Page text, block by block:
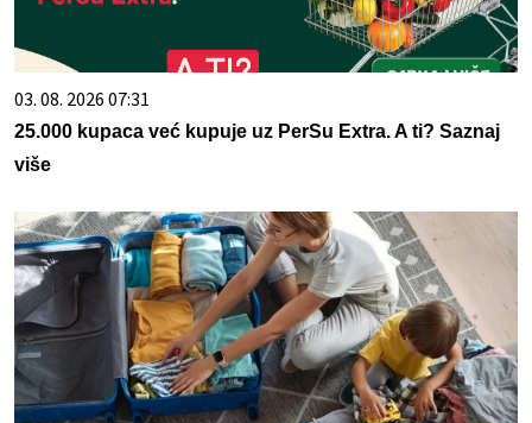
03. 08. 2026 07:31
25.000 kupaca već kupuje uz PerSu Extra. A ti? Saznaj
više